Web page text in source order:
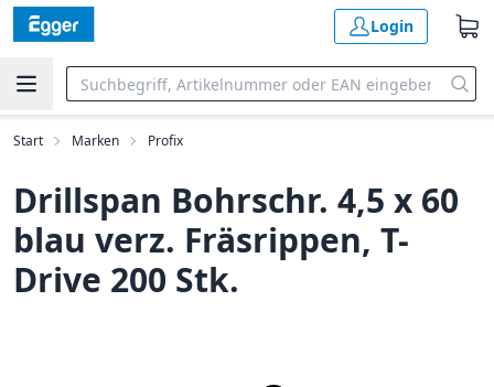
Login
Start Marken Profix
Drillspan Bohrschr. 4,5 x 60
blau verz. Fräsrippen, T-
Drive 200 Stk.